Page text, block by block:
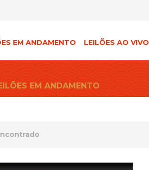
EM ANDAMENTO LEILÕES AO VIVO
EM ANDAMENTO